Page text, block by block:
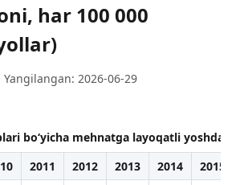
har 100 000
Yangilangan: 2026-06-29
bo‘yicha mehnatga layoqatli yoshda
2011 2012 2013 2014
2015